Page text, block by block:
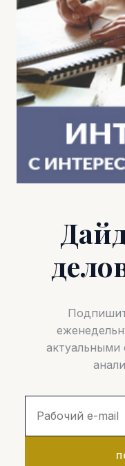
актуальными